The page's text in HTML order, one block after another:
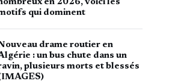
en 2026, voici les
qui dominent
drame routier en
: un bus chute dans un
plusieurs morts et blessés